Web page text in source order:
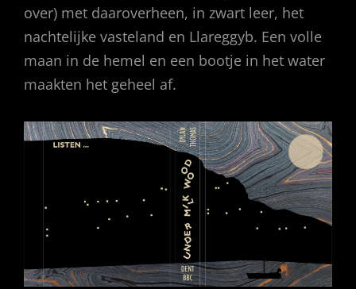
over) met daaroverheen, in zwart leer, het
nachtelijke vasteland en Llareggyb. Een volle
maan in de hemel en een bootje in het water
maakten het geheel af.